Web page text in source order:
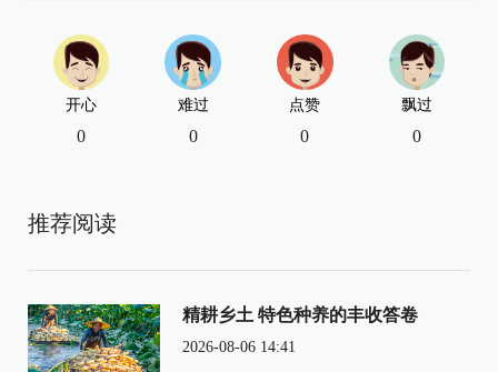
开心
0
难过
0
点赞
0
飘过
0
推荐阅读
精耕乡土 特色种养的丰收答卷
2026-08-06 14:41